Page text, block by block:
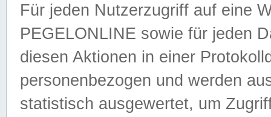
Für jeden Nutzerzugriff auf eine
PEGELONLINE sowie für jeden
diesen Aktionen in einer
personenbezogen und werden
statistisch ausgewertet, um